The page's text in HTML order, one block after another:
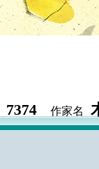
7374 作家名